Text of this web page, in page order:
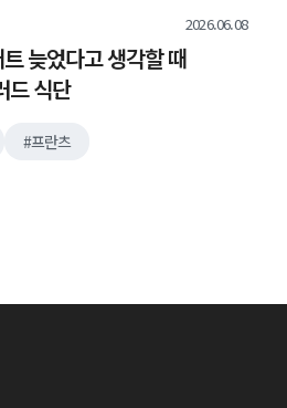
2026.06.08
늦었다고 생각할 때
드 식단
프란츠